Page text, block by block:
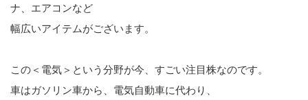
ナ、エアコンなど
幅広いアイテムがございます。
この＜電気＞という分野が今、すごい注目株なのです。
車はガソリン車から、電気自動車に代わり、